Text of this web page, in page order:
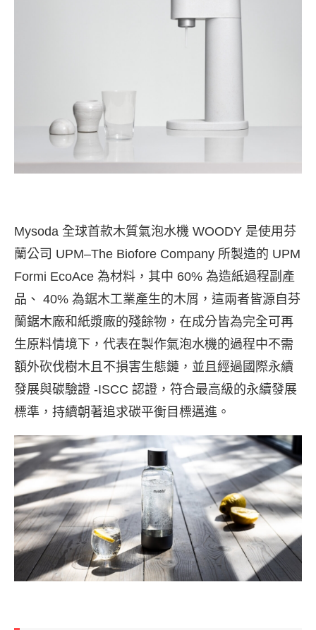
Mysoda 全球首款木質氣泡水機 WOODY 是使用芬
蘭公司 UPM–The Biofore Company 所製造的 UPM
Formi EcoAce 為材料，其中 60% 為造紙過程副產
品、 40% 為鋸木工業產生的木屑，這兩者皆源自芬
蘭鋸木廠和紙漿廠的殘餘物，在成分皆為完全可再
生原料情境下，代表在製作氣泡水機的過程中不需
額外砍伐樹木且不損害生態鏈，並且經過國際永續
發展與碳驗證 -ISCC 認證，符合最高級的永續發展
標準，持續朝著追求碳平衡目標邁進。